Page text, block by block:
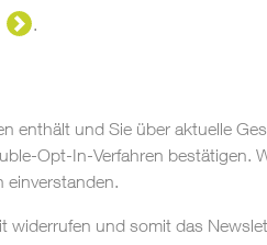
.
enthält und Sie über aktuelle
Opt-In-Verfahren bestätigen.
einverstanden.
und somit das